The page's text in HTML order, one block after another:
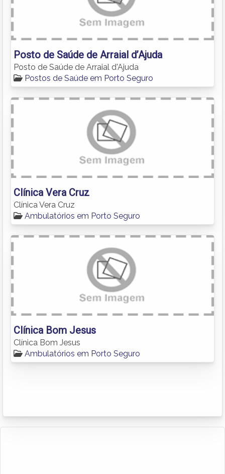
Posto de Saúde de Arraial d’Ajuda
Posto de Saúde de Arraial d'Ajuda
Postos de Saúde em Porto Seguro
Clínica Vera Cruz
Clínica Vera Cruz
Ambulatórios em Porto Seguro
Clínica Bom Jesus
Clínica Bom Jesus
Ambulatórios em Porto Seguro